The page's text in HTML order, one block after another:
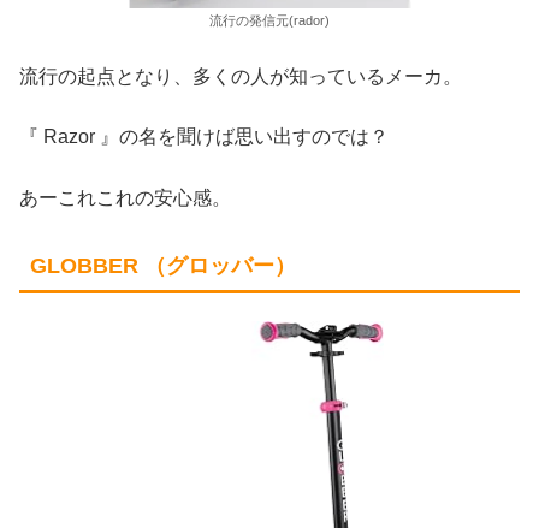
流行の発信元(rador)
流行の起点となり、多くの人が知っているメーカ。
『 Razor 』の名を聞けば思い出すのでは？
あーこれこれの安心感。
GLOBBER （グロッバー）